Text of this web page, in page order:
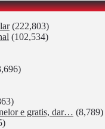
(222,803)
(102,534)
e gratis, dar… (8,789)